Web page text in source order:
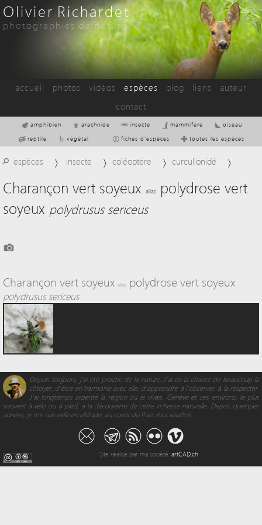
Olivier -Richardet.com
photographies de nature
accueil photos vidéos espèces blog liens
auteur
contact
amphibien arachnide insecte mammifère
oiseau
reptile
végétal fiches d'espèces toutes les espèces
espèces
⚲ insecte coléoptère curculionidé
Charançon vert soyeux alias
polydrose vert
soyeux polydrusus sericeus
Charançon vert soyeux alias polydrose vert soyeux
polydrusus sericeus
Depuis toujours, j’ai été proche de la nature. J’ai eu la chance de beaucoup la
côtoyer, d’être en harmonie avec elle, d'apprendre à l’observer, à la respecter.
J’ai longtemps arpenté la région où je vivais, Genève et ses environs, le plus
souvent à vélo ou à pied, à la découverte de cette richesse naturelle. Depuis quelques
années, je me suis exilé en altitude, au coeur du Parc Jura vaudois...
Site réalisé par ma société: artCAD.ch